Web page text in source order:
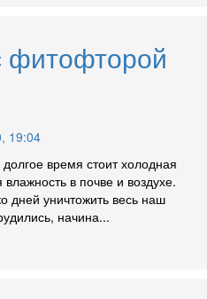
фитофторой
19:04
время стоит холодная
в почве и воздухе.
дней уничтожить весь наш
начина...